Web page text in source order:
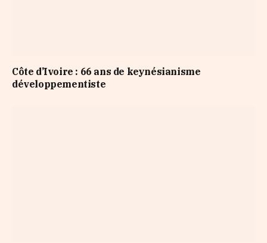
Côte d’Ivoire : 66 ans de keynésianisme
développementiste